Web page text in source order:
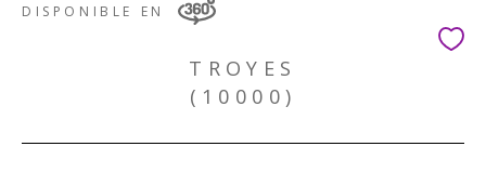
DISPONIBLE EN
TROYES
(10000)